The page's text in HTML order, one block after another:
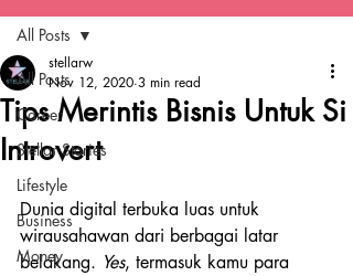
All Posts
Career
Stellar Stories
Lifestyle
Business
Money
All Posts
Tips Merintis Bisnis Untuk Si
Introvert
stellarw
Nov 12, 2020 3 min read
Dunia digital terbuka luas untuk
wirausahawan dari berbagai latar
belakang. Yes, termasuk kamu para